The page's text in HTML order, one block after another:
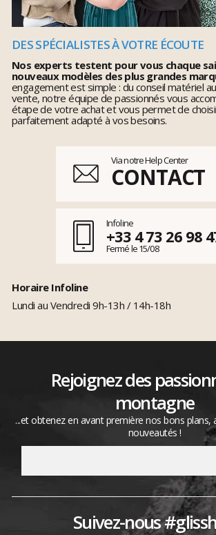
DES SPÉCIALISTES À VOTRE ÉCOUTE
Nos experts testent pour vous chaque
nouveaux modèles des plus grandes
engagement est simple : du conseil matériel
vente, notre équipe de passionnés vous
étape de votre achat et vous permet de
parfaitement adapté à vos besoins.
Via notre Help Center
CONTACT
Infoline
+33 4 73 26 98
Fermé le 15/08
Horaire Infoline
Lundi au Vendredi 9h-13h / 14h-18h
Rejoignez des
montagne
...et obtenez en avant première nos bons plans,
nouveautés !
Suivez-nous